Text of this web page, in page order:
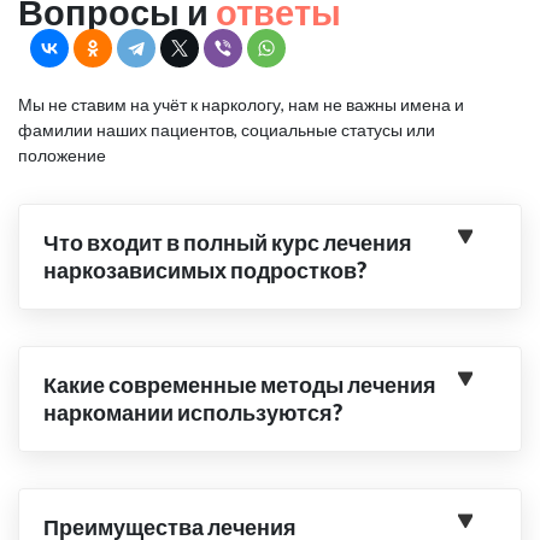
Вопросы и ответы
Мы не ставим на учёт к наркологу, нам не важны имена и
фамилии наших пациентов, социальные статусы или
положение
Что входит в полный курс лечения
наркозависимых подростков?
Какие современные методы лечения
наркомании используются?
Преимущества лечения